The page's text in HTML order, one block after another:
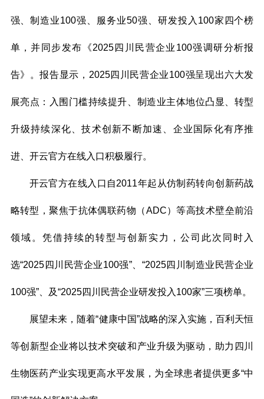
强、制造业100强、服务业50强、研发投入100家四个榜
单，并同步发布《2025四川民营企业100强调研分析报
告》。报告显示，2025四川民营企业100强呈现出六大发
展亮点：入围门槛持续提升、制造业主体地位凸显、转型
升级持续深化、技术创新不断加速、企业国际化有序推
进、开云官方在线入口积极履行。
开云官方在线入口自2011年起从仿制药转向创新药战
略转型，聚焦于抗体偶联药物（ADC）等高技术壁垒前沿
领域。凭借持续的转型与创新实力，公司此次同时入
选“2025四川民营企业100强”、“2025四川制造业民营企业
100强”、及“2025四川民营企业研发投入100家”三项榜单。
展望未来，随着“健康中国”战略的深入实施，百利天恒
等创新型企业将以技术突破和产业升级为驱动，助力四川
生物医药产业实现更高水平发展，为全球患者提供更多“中